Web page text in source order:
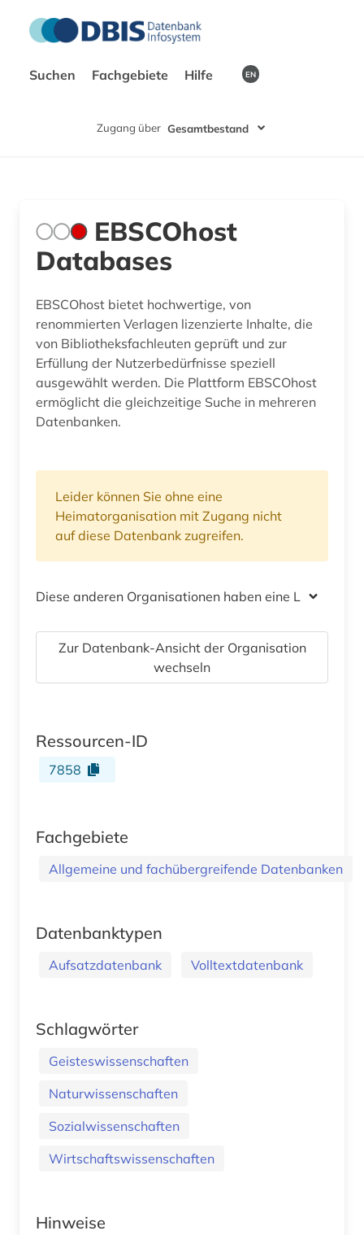
Suchen Fachgebiete Hilfe EN
Zugang über Gesamtbestand
EBSCOhost
Databases
EBSCOhost bietet hochwertige, von
renommierten Verlagen lizenzierte Inhalte, die
von Bibliotheksfachleuten geprüft und zur
Erfüllung der Nutzerbedürfnisse speziell
ausgewählt werden. Die Plattform EBSCOhost
ermöglicht die gleichzeitige Suche in mehreren
Datenbanken.
Leider können Sie ohne eine
Heimatorganisation mit Zugang nicht
auf diese Datenbank zugreifen.
Diese anderen Organisationen haben eine Lizenz
Zur Datenbank-Ansicht der Organisation
wechseln
Ressourcen-ID
7858
Fachgebiete
Allgemeine und fachübergreifende Datenbanken
Datenbanktypen
Aufsatzdatenbank Volltextdatenbank
Schlagwörter
Geisteswissenschaften
Naturwissenschaften
Sozialwissenschaften
Wirtschaftswissenschaften
Hinweise